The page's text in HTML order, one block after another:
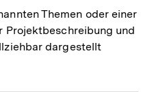
Themen oder einer
Projektbeschreibung und
dargestellt